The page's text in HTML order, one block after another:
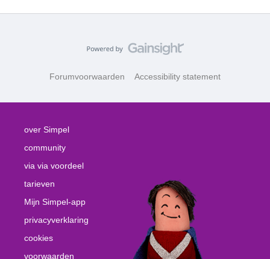
Forumvoorwaarden Accessibility statement
over Simpel
community
via via voordeel
tarieven
Mijn Simpel-app
privacyverklaring
cookies
voorwaarden